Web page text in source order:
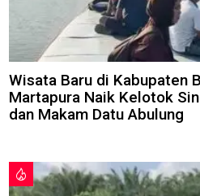
Wisata Baru di Kabupaten
Martapura Naik Kelotok
dan Makam Datu Abulung